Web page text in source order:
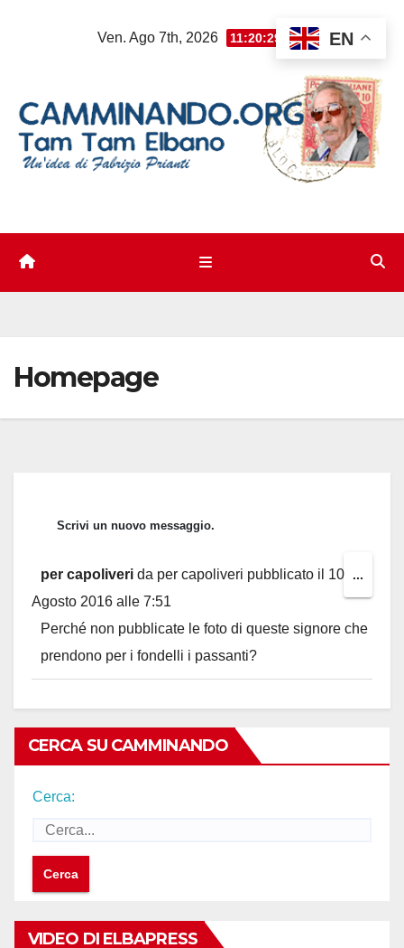
Ven. Ago 7th, 2026 11:20:30 PM
Homepage
per capoliveri da per capoliveri pubblicato il 10
Agosto 2016 alle 7:51
Perché non pubblicate le foto di queste signore che
prendono per i fondelli i passanti?
...
this
CERCA SU CAMMINANDO
Cerca:
VIDEO DI ELBAPRESS
EN